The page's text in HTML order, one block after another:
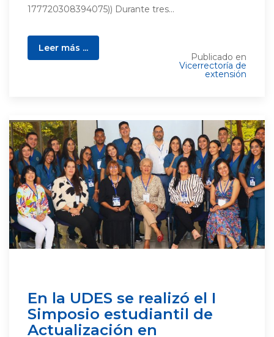
177720308394075)) Durante tres...
Leer más ...
Publicado en
Vicerrectoría de
extensión
En la UDES se realizó el I
Simposio estudiantil de
Actualización en